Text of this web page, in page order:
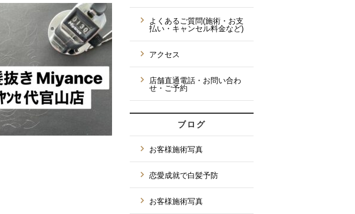
よくあるご質問(施術・お支
払い・キャンセル料金など)
アクセス
店舗直通電話・お問い合わ
せ・ご予約
ブログ
お客様施術写真
恋愛成就で白髪予防
お客様施術写真